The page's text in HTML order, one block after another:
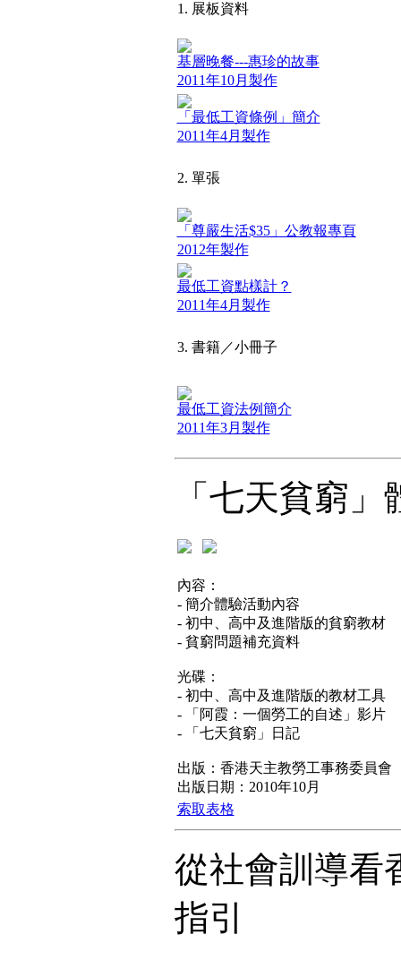
1. 展板資料
基層晚餐---惠珍的故事
2011年10月製作
「最低工資條例」簡介
2011年4月製作
2. 單張
「尊嚴生活$35」公教報專頁
2012年製作
最低工資點樣計？
2011年4月製作
3. 書籍／小冊子
最低工資法例簡介
2011年3月製作
「七天貧窮
內容：
- 簡介體驗活動內容
- 初中、高中及進階版的貧窮教材
- 貧窮問題補充資料
光碟：
- 初中、高中及進階版的教材工具
- 「阿霞：一個勞工的自述」影片
- 「七天貧窮」日記
出版：香港天主教勞工事務委員會
出版日期：2010年10月
索取表格
從社會訓導看
指引